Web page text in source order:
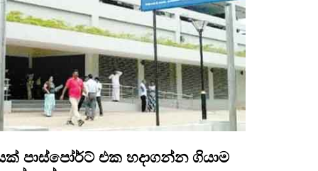
පාස්පෝර්ට් එක හදාගන්න ගියාම